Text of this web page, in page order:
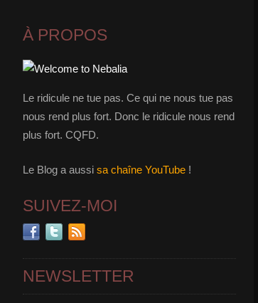
À PROPOS
Le ridicule ne tue pas. Ce qui ne nous tue pas
nous rend plus fort. Donc le ridicule nous rend
plus fort. CQFD.
Le Blog a aussi sa chaîne YouTube !
SUIVEZ-MOI
NEWSLETTER